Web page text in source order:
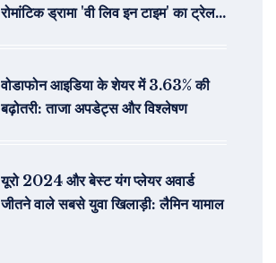
रोमांटिक ड्रामा 'वी लिव इन टाइम' का ट्रेलर
वोडाफोन आइडिया के शेयर में 3.63% की
बढ़ोतरी: ताजा अपडेट्स और विश्लेषण
यूरो 2024 और बेस्ट यंग प्लेयर अवार्ड
जीतने वाले सबसे युवा खिलाड़ी: लैमिन यामाल